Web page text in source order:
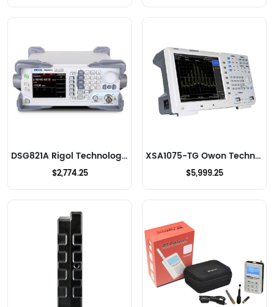
DSG821A Rigol Technologies Analizadores de RF
$2,774.25
XSA1075-TG Owon Technology Lilliput Electronics (USA) Inc Analizadores de RF
$5,999.25